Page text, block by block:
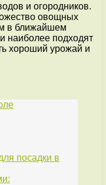
и огородников.
овощных
в ближайшем
наиболее подходят
хороший урожай и
посадки в